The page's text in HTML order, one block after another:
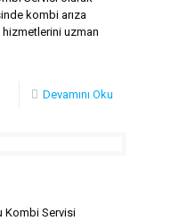
kombi arıza
hizmetlerini uzman
Devamını Oku
Kombi Servisi